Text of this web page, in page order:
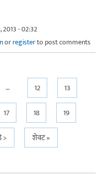
- 02:32
orregisterto post comments
… 12
13
17 18
19
> शेवट »